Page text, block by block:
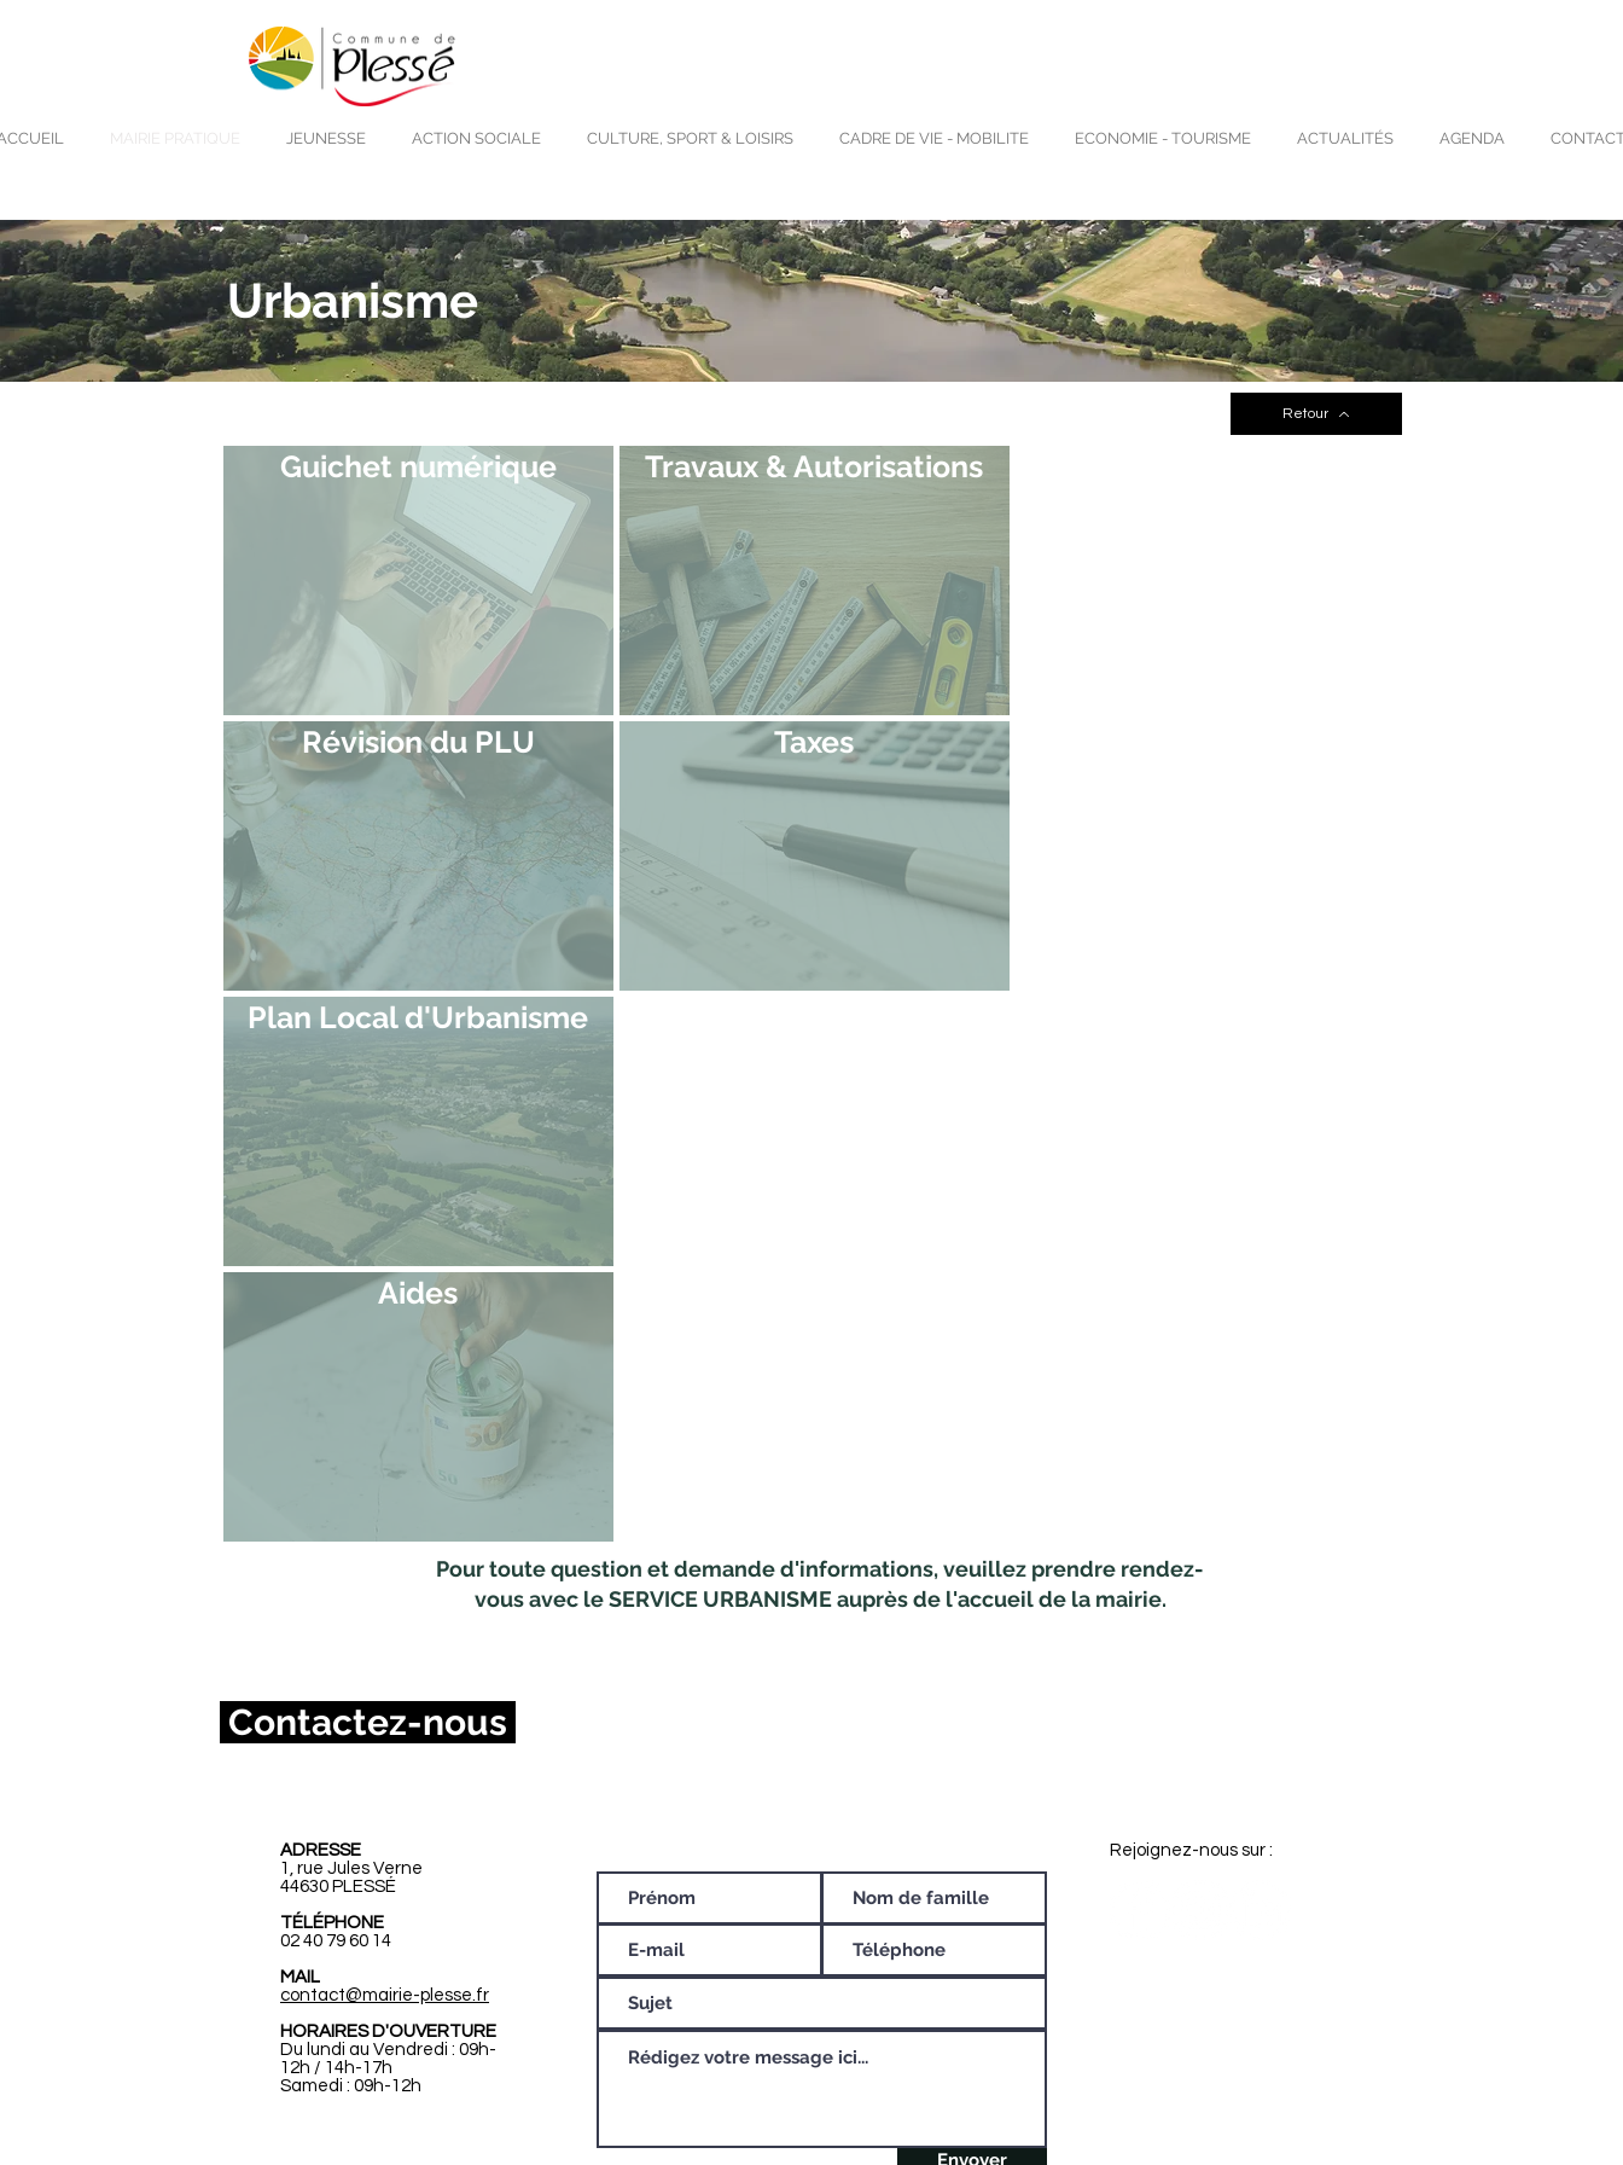
MAIRIE PRATIQUE JEUNESSE ACTION SOCIALE CULTURE, SPORT & LOISIRS CADRE DE VIE - MOBILITE ECONOMIE - TOURISME ACTUALITÉS AGENDA
Urbanisme
Retour
Guichet numérique
Révision du PLU
Travaux & Autorisations
Taxes
Plan Local d'Urbanisme
Aides
Pour toute question et demande d'informations, veuillez prendre rendez-
vous avec le SERVICE URBANISME auprès de l'accueil de la mairie.
Contactez-nous
ADRESSE
1, rue Jules Verne
44630 PLESSÉ
TÉLÉPHONE
02 40 79 60 14
MAIL
contact@mairie-plesse.fr
HORAIRES D'OUVERTURE
Du lundi au Vendredi : 09h-
12h / 14h-17h
Samedi : 09h-12h
Envoyer
Rejoignez-nous sur :